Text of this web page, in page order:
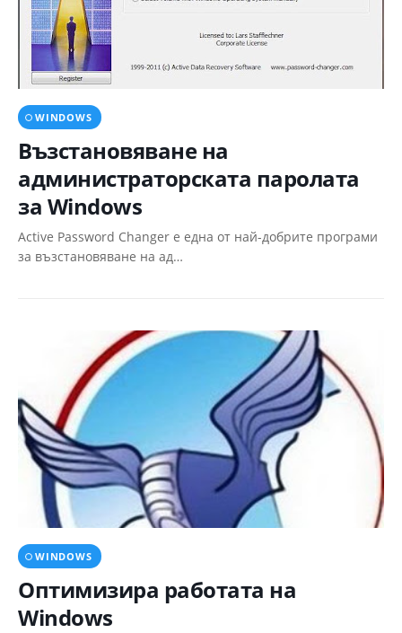
WINDOWS
Възстановяване на
администраторската паролата
за Windows
Active Password Changer е една от най-добрите програми
за възстановяване на ад…
WINDOWS
Oптимизира работата на
Windows